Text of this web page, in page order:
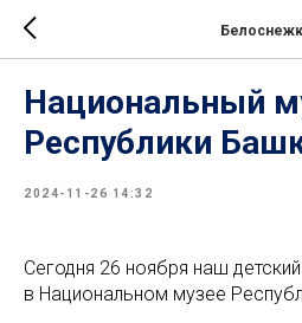
Национальный
Республики
2024-11-26 14:32
Сегодня 26 ноября наш
в Национальном музее